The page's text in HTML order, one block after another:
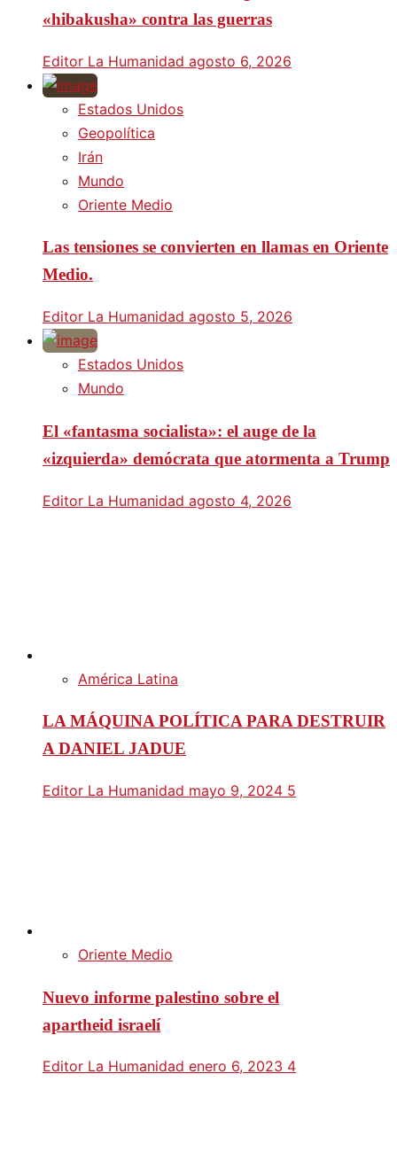
«hibakusha» contra las guerras
Editor La Humanidad agosto 6, 2026
Estados Unidos
Geopolítica
Irán
Mundo
Oriente Medio
Las tensiones se convierten en llamas en Oriente
Medio.
Editor La Humanidad agosto 5, 2026
Estados Unidos
Mundo
El «fantasma socialista»: el auge de la
«izquierda» demócrata que atormenta a Trump
Editor La Humanidad agosto 4, 2026
América Latina
LA MÁQUINA POLÍTICA PARA DESTRUIR
A DANIEL JADUE
Editor La Humanidad mayo 9, 2024 5
Oriente Medio
Nuevo informe palestino sobre el
apartheid israelí
Editor La Humanidad enero 6, 2023 4